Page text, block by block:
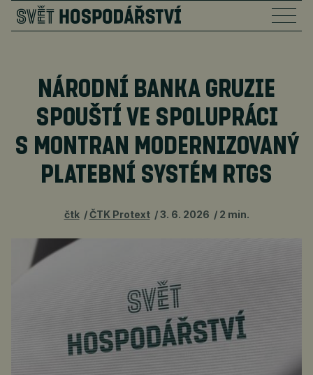
NÁRODNÍ BANKA GRUZIE
SPOUŠTÍ VE SPOLUPRÁCI
S MONTRAN MODERNIZOVANÝ
PLATEBNÍ SYSTÉM RTGS
čtk ČTK Protext 3. 6. 2026 2 min.